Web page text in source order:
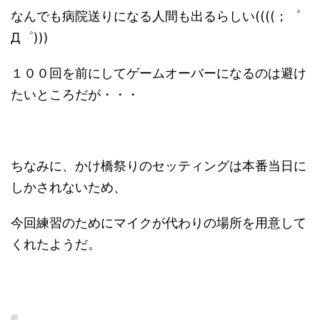
なんでも病院送りになる人間も出るらしい((((；゜
Д゜)))
１００回を前にしてゲームオーバーになるのは避け
たいところだが・・・
ちなみに、かけ橋祭りのセッティングは本番当日に
しかされないため、
今回練習のためにマイクが代わりの場所を用意して
くれたようだ。